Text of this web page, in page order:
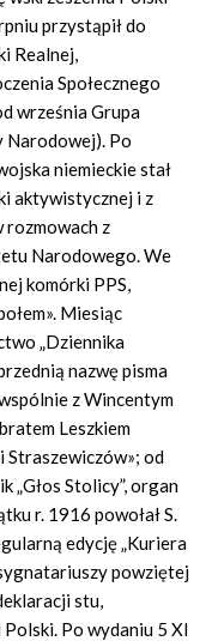
przystąpił do
Realnej,
Społecznego
września Grupa
Narodowej). Po
niemieckie stał
aktywistycznej i z
rozmowach z
Narodowego. We
komórki PPS,
Miesiąc
„Dziennika
nazwę pisma
z Wincentym
Leszkiem
Straszewiczów»; od
„Głos Stolicy”, organ
r. 1916 powołał S.
edycję „Kuriera
powziętej
stu,
Po wydaniu 5 XI